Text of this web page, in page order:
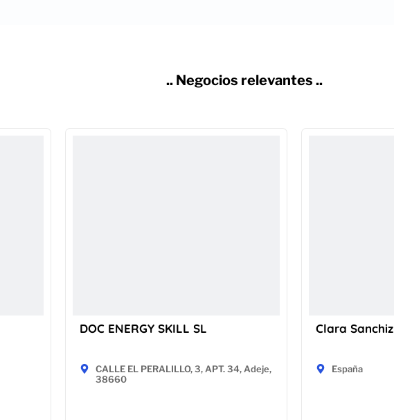
.. Negocios relevantes ..
DOC ENERGY SKILL SL
CALLE EL PERALILLO, 3, APT. 34, Adeje,
38660
Clara Sanchiz
España